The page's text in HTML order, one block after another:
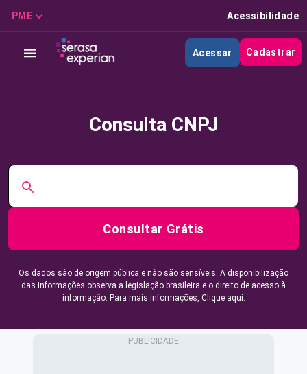
PME Acessibilidade
Acessar Cadastrar
Consulta CNPJ
Consultar Grátis
Os dados são de origem pública e não são sensíveis. A disponibilização
das informações observa a legislação brasileira e o direito de acesso à
informação. Para mais informações, Clique aqui.